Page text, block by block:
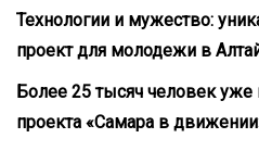
Технологии и мужество:
проект для молодежи в
Более 25 тысяч человек
проекта «Самара в